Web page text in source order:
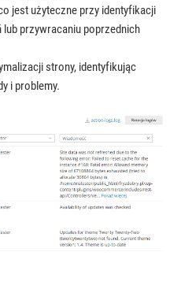
jest użyteczne przy identyfikacji
lub przywracaniu poprzednich
strony, identyfikując
i problemy.